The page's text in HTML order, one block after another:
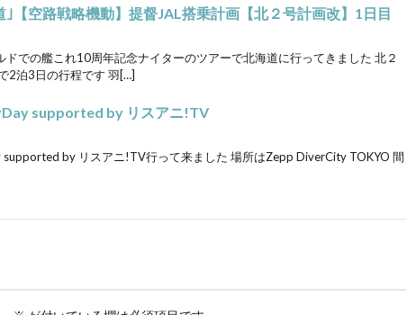
【空路戦略機動】提督JAL搭乗計画【北２号計画改】1日目
での艦これ10周年記念ナイターのツアーで北海道に行ってきました 北２
2泊3日の行程です 羽[…]
Day supported by リスアニ!TV
by リスアニ!TV行って来ました 場所はZepp DiverCity TOKYO 間